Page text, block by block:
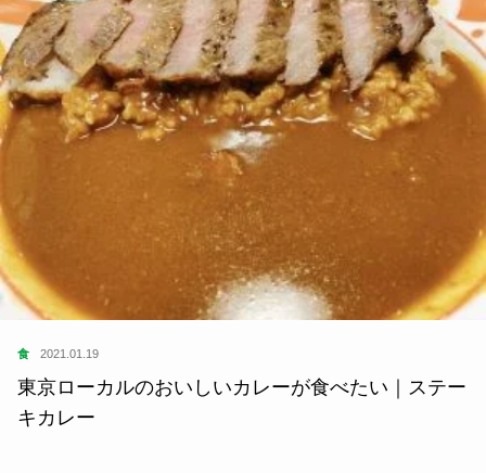
食 2021.01.19
東京ローカルのおいしいカレーが食べたい｜ステー
キカレー